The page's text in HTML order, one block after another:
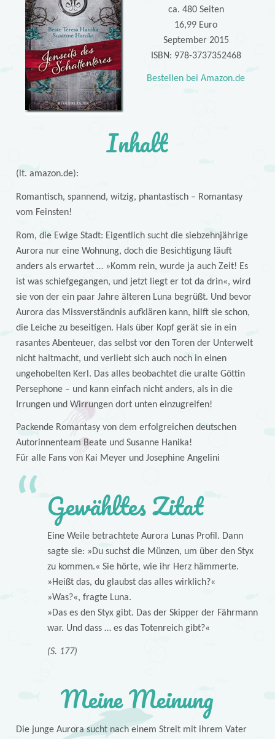
ca. 480 Seiten
16,99 Euro
September 2015
ISBN: 978-3737352468
Bestellen bei Amazon.de
Inhalt
(lt. amazon.de):
Romantisch, spannend, witzig, phantastisch – Romantasy
vom Feinsten!
Rom, die Ewige Stadt: Eigentlich sucht die siebzehnjährige
Aurora nur eine Wohnung, doch die Besichtigung läuft
anders als erwartet … »Komm rein, wurde ja auch Zeit! Es
ist was schiefgegangen, und jetzt liegt er tot da drin«, wird
sie von der ein paar Jahre älteren Luna begrüßt. Und bevor
Aurora das Missverständnis aufklären kann, hilft sie schon,
die Leiche zu beseitigen. Hals über Kopf gerät sie in ein
rasantes Abenteuer, das selbst vor den Toren der Unterwelt
nicht haltmacht, und verliebt sich auch noch in einen
ungehobelten Kerl. Das alles beobachtet die uralte Göttin
Persephone – und kann einfach nicht anders, als in die
Irrungen und Wirrungen dort unten einzugreifen!
Packende Romantasy von dem erfolgreichen deutschen
Autorinnenteam Beate und Susanne Hanika!
Für alle Fans von Kai Meyer und Josephine Angelini
Gewähltes Zitat
Eine Weile betrachtete Aurora Lunas Profil. Dann
sagte sie: »Du suchst die Münzen, um über den Styx
zu kommen.« Sie hörte, wie ihr Herz hämmerte.
»Heißt das, du glaubst das alles wirklich?«
»Was?«, fragte Luna.
»Das es den Styx gibt. Das der Skipper der Fährmann
war. Und dass … es das Totenreich gibt?«
(S. 177)
Meine Meinung
Die junge Aurora sucht nach einem Streit mit ihrem Vater